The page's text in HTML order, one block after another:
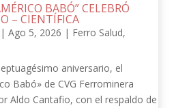
BABÓ” CELEBRÓ
– CIENTÍFICA
| Ago 5, 2026 | Ferro Salud,
aniversario, el
Babó» de CVG Ferrominera
Aldo Cantafio, con el respaldo de